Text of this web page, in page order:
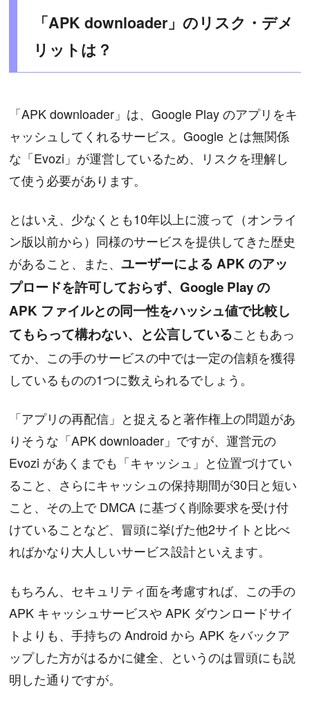
「APK downloader」のリスク・デメ
リットは？
「APK downloader」は、Google Play のアプリをキ
ャッシュしてくれるサービス。Google とは無関係
な「Evozi」が運営しているため、リスクを理解し
て使う必要があります。
とはいえ、少なくとも10年以上に渡って（オンライ
ン版以前から）同様のサービスを提供してきた歴史
があること、また、ユーザーによる APK のアッ
プロードを許可しておらず、Google Play の
APK ファイルとの同一性をハッシュ値で比較し
てもらって構わない、と公言していることもあっ
てか、この手のサービスの中では一定の信頼を獲得
しているものの1つに数えられるでしょう。
「アプリの再配信」と捉えると著作権上の問題があ
りそうな「APK downloader」ですが、運営元の
Evozi があくまでも「キャッシュ」と位置づけてい
ること、さらにキャッシュの保持期間が30日と短い
こと、その上で DMCA に基づく削除要求を受け付
けていることなど、冒頭に挙げた他2サイトと比べ
ればかなり大人しいサービス設計といえます。
もちろん、セキュリティ面を考慮すれば、この手の
APK キャッシュサービスや APK ダウンロードサイ
トよりも、手持ちの Android から APK をバックア
ップした方がはるかに健全、というのは冒頭にも説
明した通りですが。